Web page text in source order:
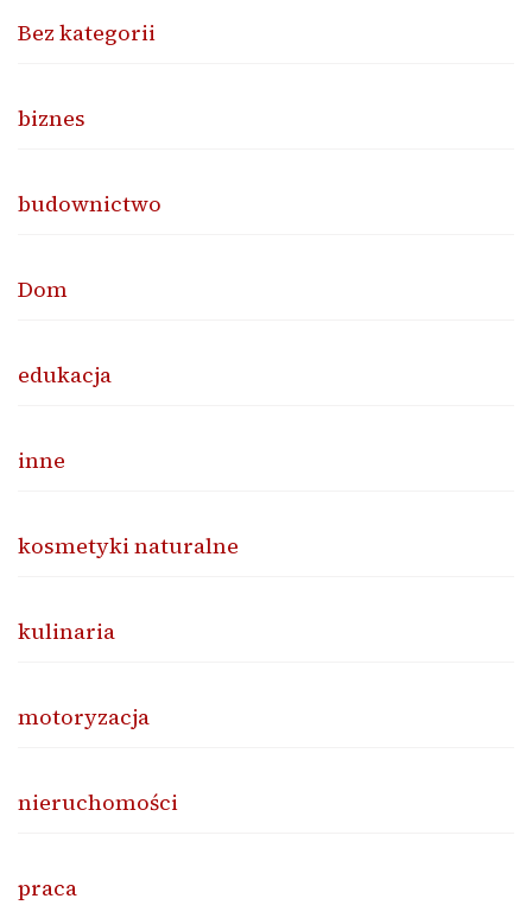
Bez kategorii
biznes
budownictwo
Dom
edukacja
inne
kosmetyki naturalne
kulinaria
motoryzacja
nieruchomości
praca